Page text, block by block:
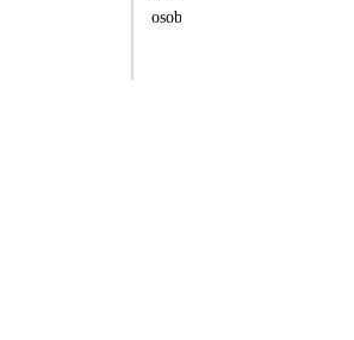
osobu. Jídlo bylo dobré,